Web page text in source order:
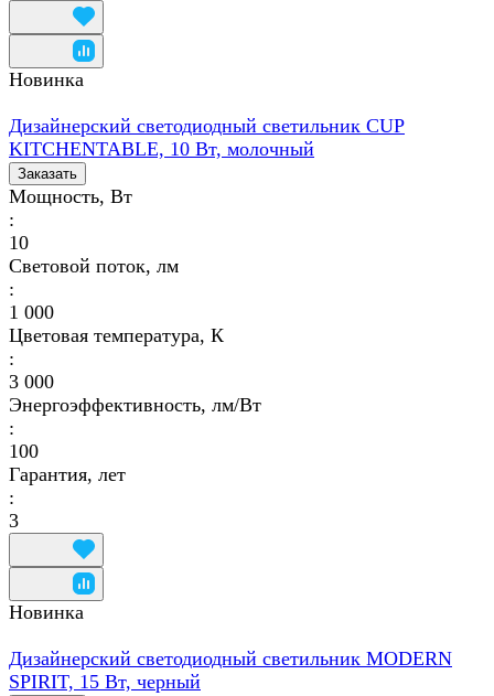
Новинка
Дизайнерский светодиодный светильник CUP
KITCHENTABLE, 10 Вт, молочный
Заказать
Мощность, Вт
:
10
Световой поток, лм
:
1 000
Цветовая температура, К
:
3 000
Энергоэффективность, лм/Вт
:
100
Гарантия, лет
:
3
Новинка
Дизайнерский светодиодный светильник MODERN
SPIRIT, 15 Вт, черный